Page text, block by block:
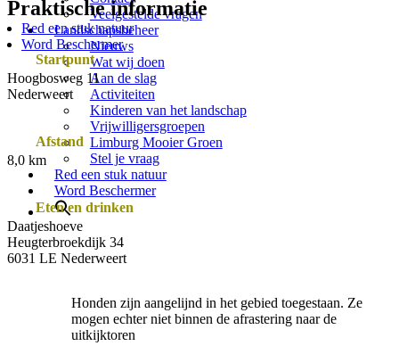
Red een stuk natuur
Word Beschermer
Veelgestelde vragen
Landschapsbeheer
Nieuws
Wat wij doen
Aan de slag
Activiteiten
Kinderen van het landschap
Vrijwilligersgroepen
Limburg Mooier Groen
Stel je vraag
Red een stuk natuur
Word Beschermer
Praktische informatie
Startpunt
Hoogbosweg 11
Nederweert
Afstand
8,0 km
Eten en drinken
Daatjeshoeve
Heugterbroekdijk 34
6031 LE Nederweert
Honden zijn aangelijnd in het gebied toegestaan. Ze
mogen echter niet binnen de afrastering naar de
uitkijktoren